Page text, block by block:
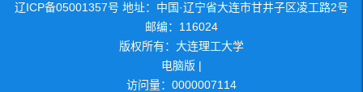
辽ICP备05001357号 地址：中国·辽宁省大连市甘井子区凌工路2号
邮编：116024
版权所有：大连理工大学
电脑版 |
访问量： 0000007114